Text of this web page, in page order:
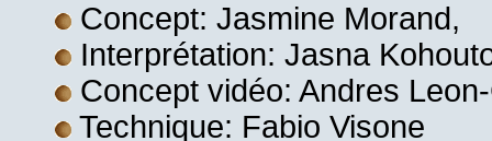
Concept: Jasmine Morand,
Interprétation: Jasna
Concept vidéo: Andres
Technique: Fabio Visone